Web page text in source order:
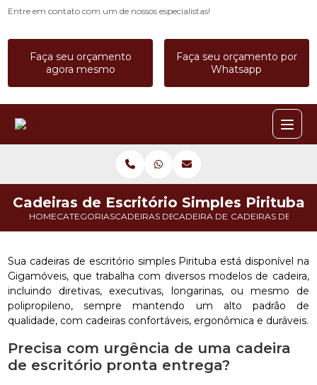
Entre em contato com um de nossos especialistas!
Faça seu orçamento
agora mesmo
Faça seu orçamento por
Whatsapp
HOMECATEGORIASCADEIRAS DE ESCRITORIOCADEIRA DE ESCRITORIO A
CADEIRAS DE
Cadeiras de Escritório Simples Pirituba
Sua cadeiras de escritório simples Pirituba está disponível na
Gigamóveis, que trabalha com diversos modelos de cadeira,
incluindo diretivas, executivas, longarinas, ou mesmo de
polipropileno, sempre mantendo um alto padrão de
qualidade, com cadeiras confortáveis, ergonômica e duráveis.
Precisa com urgência de uma cadeira
de escritório pronta entrega?